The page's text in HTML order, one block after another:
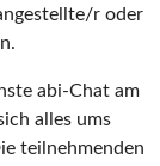
r oder
abi-Chat am
alles ums
teilnehmenden